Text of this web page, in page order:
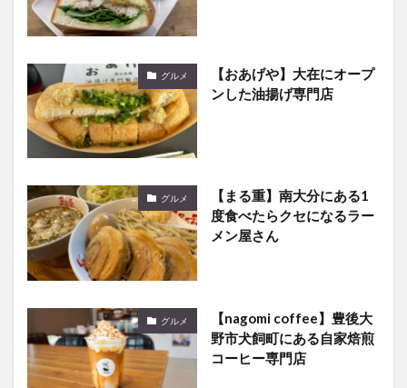
グルメ
【おあげや】大在にオープ
ンした油揚げ専門店
グルメ
【まる重】南大分にある1
度食べたらクセになるラー
メン屋さん
グルメ
【nagomi coffee】豊後大
野市犬飼町にある自家焙煎
コーヒー専門店